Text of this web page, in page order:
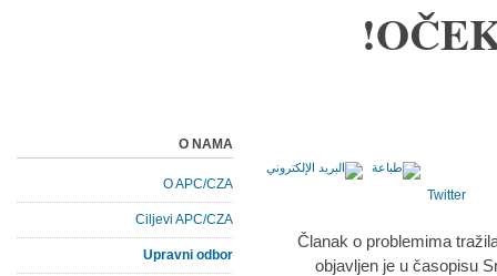
Twitter
Članak o problemima
objavljen je u časopisu
O NAMA
O APC/CZA
Ciljevi APC/CZA
Upravni odbor